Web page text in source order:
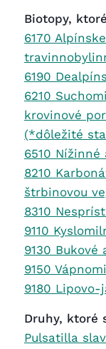
Biotopy,
6170
6190
6210
krovinové
(*dôležité
6510
8210
štrbinovou
8310
9110
9130
9150
9180 Lipovo-
Druhy, ktoré
Pulsatilla